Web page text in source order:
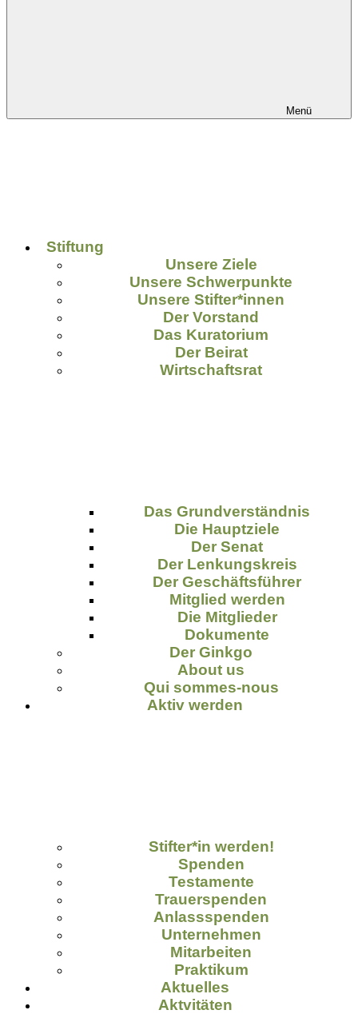
Menü
Stiftung
Unsere Ziele
Unsere Schwerpunkte
Unsere Stifter*innen
Der Vorstand
Das Kuratorium
Der Beirat
Wirtschaftsrat
Das Grundverständnis
Die Hauptziele
Der Senat
Der Lenkungskreis
Der Geschäftsführer
Mitglied werden
Die Mitglieder
Dokumente
Der Ginkgo
About us
Qui sommes-nous
Aktiv werden
Stifter*in werden!
Spenden
Testamente
Trauerspenden
Anlassspenden
Unternehmen
Mitarbeiten
Praktikum
Aktuelles
Aktvitäten